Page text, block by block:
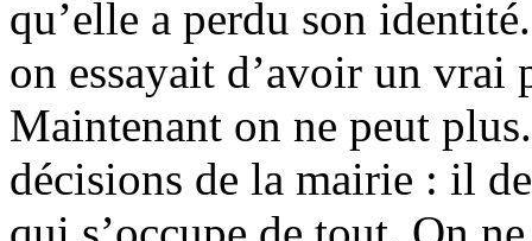
qu’elle a perdu son
on essayait d’avoir un vrai
Maintenant on ne peut
décisions de la mairie : il